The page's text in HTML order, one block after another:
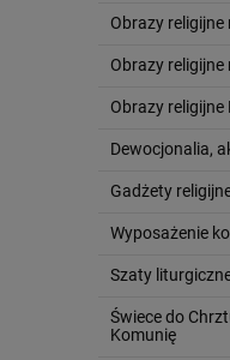
Obrazy religijne
Obrazy religijne
Obrazy religijne
Dewocjonalia,
Gadżety
Wyposażenie
Szaty
Świece do
Komunię